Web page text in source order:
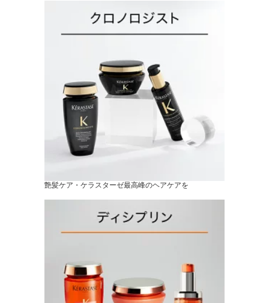
艶髪ケア・ケラスターゼ最高峰のヘアケアを